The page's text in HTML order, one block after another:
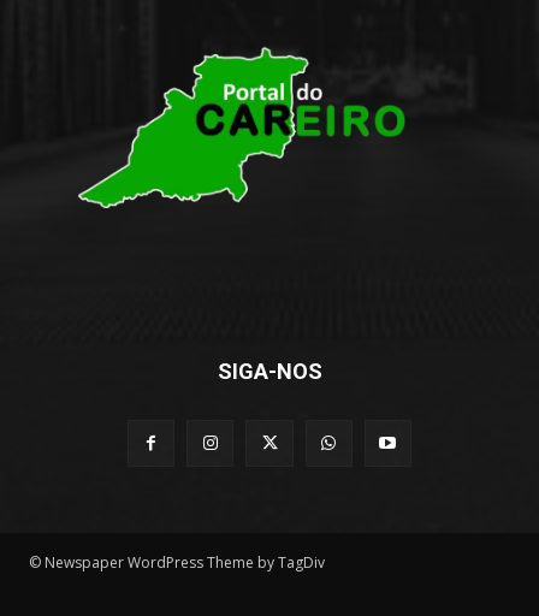
SIGA-NOS
© Newspaper WordPress Theme by TagDiv